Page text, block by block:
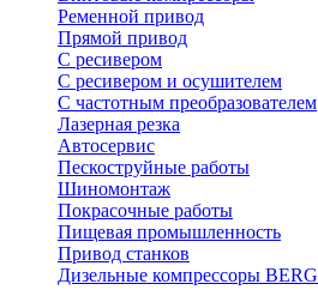
Ременной привод
Прямой привод
С ресивером
С ресивером и осушителем
С частотным преобразователем
Лазерная резка
Автосервис
Пескоструйные работы
Шиномонтаж
Покрасочные работы
Пищевая промышленность
Привод станков
Дизельные компрессоры BERG